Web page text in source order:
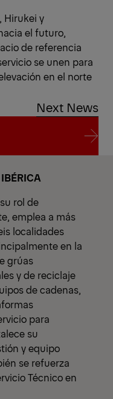
Hirukei y
el futuro,
de referencia
se unen para
en el norte
Next News
rol de
emplea a más
localidades
en la
grúas
y de reciclaje
de cadenas,
para
su
y equipo
se refuerza
Técnico en